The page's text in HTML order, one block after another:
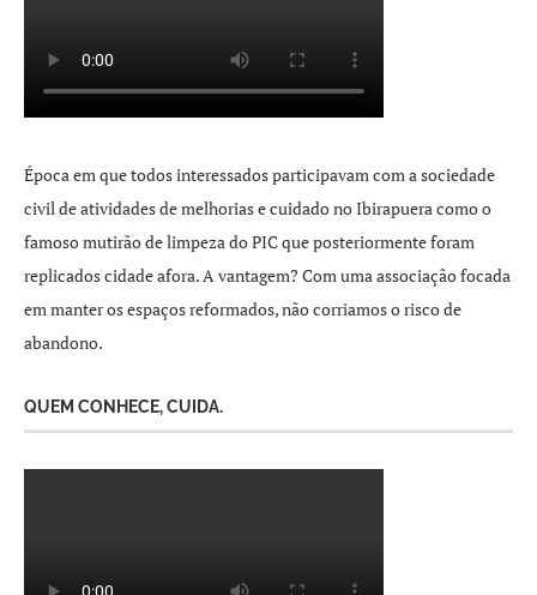
Época em que todos interessados participavam com a sociedade
civil de atividades de melhorias e cuidado no Ibirapuera como o
famoso mutirão de limpeza do PIC que posteriormente foram
replicados cidade afora. A vantagem? Com uma associação focada
em manter os espaços reformados, não corriamos o risco de
abandono.
QUEM CONHECE, CUIDA.